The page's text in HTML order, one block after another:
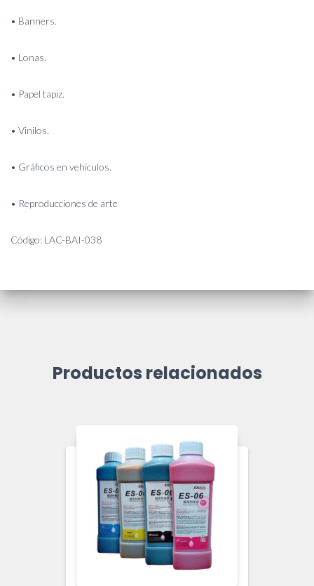
• Banners.
• Lonas.
• Papel tapiz.
• Vinilos.
• Gráficos en vehículos.
• Reproducciones de arte
Código: LAC-BAI-038
Productos relacionados